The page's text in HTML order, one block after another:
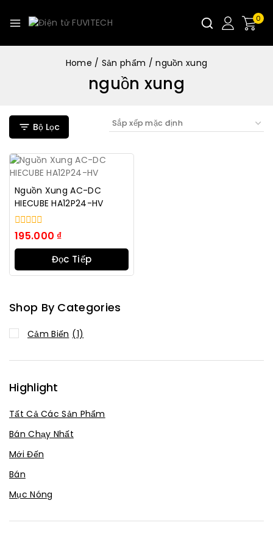
0
Home / Sản phẩm / nguồn xung
nguồn xung
Bộ Lọc
Nguồn Xung AC-DC
HIECUBE HA12P24-HV
0
trong
số
195.000 ₫
Đọc Tiếp
Shop By Categories
Cảm Biến (1)
Highlight
Tất Cả Các Sản Phẩm
Bán Chạy Nhất
Mới Đến
Bán
Mục Nóng